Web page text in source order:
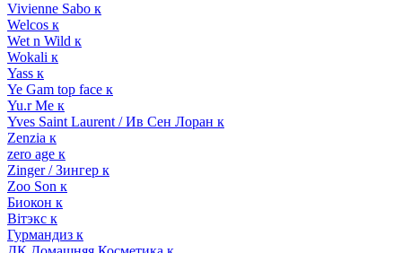
Vivienne Sabo к
Welcos к
Wet n Wild к
Wokali к
Yass к
Ye Gam top face к
Yu.r Me к
Yves Saint Laurent / Ив Сен Лоран к
Zenzia к
zero age к
Zinger / Зингер к
Zoo Son к
Биокон к
Вiтэкс к
Гурмандиз к